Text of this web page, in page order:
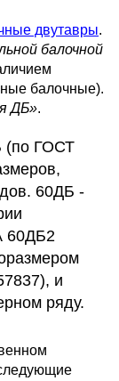
двутавры.
балочной
балочные).
ДБ».
(по ГОСТ
60ДБ -
60ДБ2
и
ряду.